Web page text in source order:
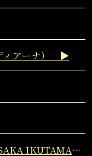
ィアーナ） ▶
ホテル ゼン大阪生玉（HOTEL ZEN OSAKA IKUTAMA） ▶